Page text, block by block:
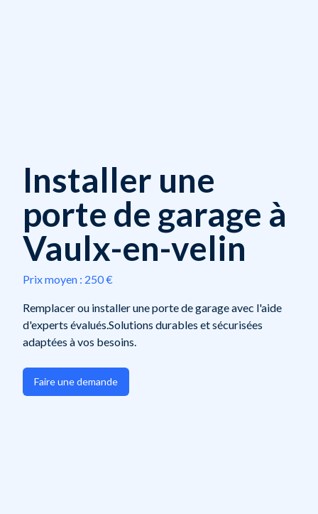
Installer une
porte de garage à
Vaulx-en-velin
Prix moyen : 250 €
Remplacer ou installer une porte de garage avec l'aide
d'experts évalués.Solutions durables et sécurisées
adaptées à vos besoins.
Faire une demande